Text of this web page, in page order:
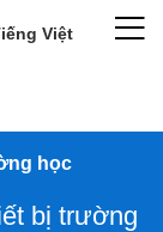
Việt
học
bị trường